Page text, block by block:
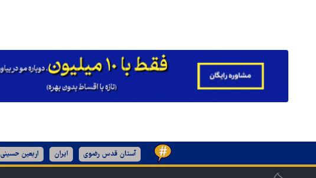
آستان قدس رضوی ایران اربعین حسینی